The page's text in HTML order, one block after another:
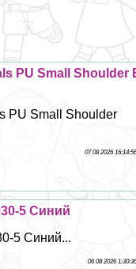
PU Small Shoulder
PU Small Shoulder
07 08 2026 16:14:56
5 Синий
5 Синий...
06 08 2026 1:30:36